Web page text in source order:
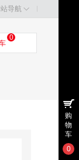
站导航
0
购
物
车
0